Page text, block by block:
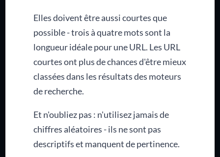
Elles doivent être aussi courtes que
possible - trois à quatre mots sont la
longueur idéale pour une URL. Les URL
courtes ont plus de chances d'être mieux
classées dans les résultats des moteurs
de recherche.
Et n'oubliez pas : n'utilisez jamais de
chiffres aléatoires - ils ne sont pas
descriptifs et manquent de pertinence.